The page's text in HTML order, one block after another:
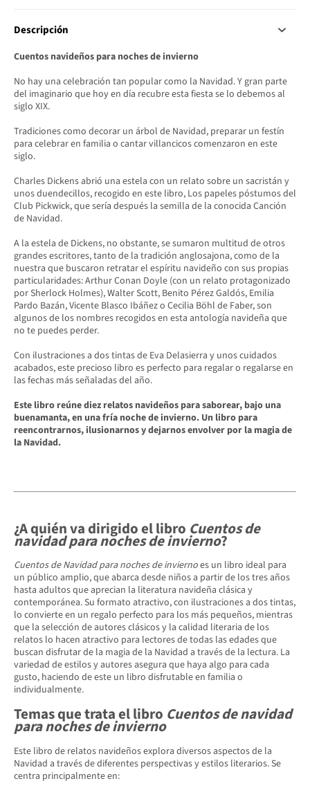
Descripción
Cuentos navideños para noches de invierno
No hay una celebración tan popular como la Navidad. Y gran parte
del imaginario que hoy en día recubre esta fiesta se lo debemos al
siglo XIX.
Tradiciones como decorar un árbol de Navidad, preparar un festín
para celebrar en familia o cantar villancicos comenzaron en este
siglo.
Charles Dickens abrió una estela con un relato sobre un sacristán y
unos duendecillos, recogido en este libro, Los papeles póstumos del
Club Pickwick, que sería después la semilla de la conocida Canción
de Navidad.
A la estela de Dickens, no obstante, se sumaron multitud de otros
grandes escritores, tanto de la tradición anglosajona, como de la
nuestra que buscaron retratar el espíritu navideño con sus propias
particularidades: Arthur Conan Doyle (con un relato protagonizado
por Sherlock Holmes), Walter Scott, Benito Pérez Galdós, Emilia
Pardo Bazán, Vicente Blasco Ibáñez o Cecilia Böhl de Faber, son
algunos de los nombres recogidos en esta antología navideña que
no te puedes perder.
Con ilustraciones a dos tintas de Eva Delasierra y unos cuidados
acabados, este precioso libro es perfecto para regalar o regalarse en
las fechas más señaladas del año.
Este libro reúne diez relatos navideños para saborear, bajo una
buenamanta, en una fría noche de invierno. Un libro para
reencontrarnos, ilusionarnos y dejarnos envolver por la magia de
la Navidad.
¿A quién va dirigido el libro Cuentos de
navidad para noches de invierno?
Cuentos de Navidad para noches de inviernoes un libro ideal para
un público amplio, que abarca desde niños a partir de los tres años
hasta adultos que aprecian la literatura navideña clásica y
contemporánea. Su formato atractivo, con ilustraciones a dos tintas,
lo convierte en un regalo perfecto para los más pequeños, mientras
que la selección de autores clásicos y la calidad literaria de los
relatos lo hacen atractivo para lectores de todas las edades que
buscan disfrutar de la magia de la Navidad a través de la lectura. La
variedad de estilos y autores asegura que haya algo para cada
gusto, haciendo de este un libro disfrutable en familia o
individualmente.
Temas que trata el libro Cuentos de navidad
para noches de invierno
Este libro de relatos navideños explora diversos aspectos de la
Navidad a través de diferentes perspectivas y estilos literarios. Se
centra principalmente en: